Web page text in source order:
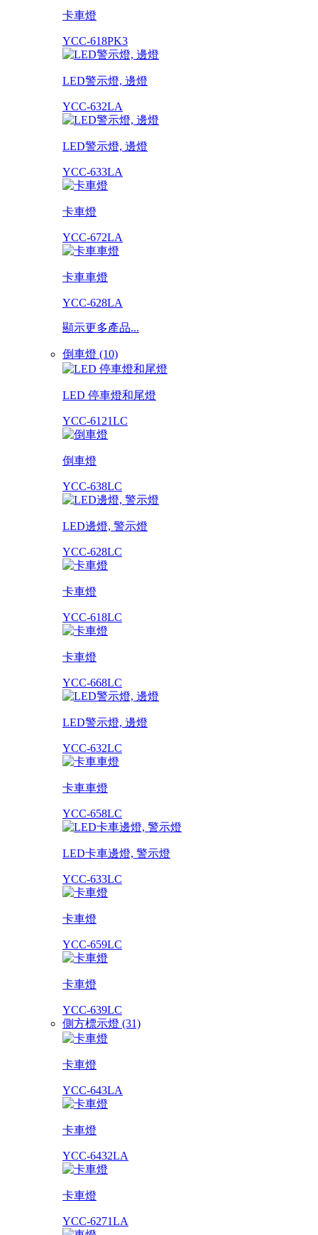
卡車燈
YCC-618PK3
LED警示燈, 邊燈
YCC-632LA
LED警示燈, 邊燈
YCC-633LA
卡車燈
YCC-672LA
卡車車燈
YCC-628LA
顯示更多產品...
倒車燈 (10)
LED 停車燈和尾燈
YCC-6121LC
倒車燈
YCC-638LC
LED邊燈, 警示燈
YCC-628LC
卡車燈
YCC-618LC
卡車燈
YCC-668LC
LED警示燈, 邊燈
YCC-632LC
卡車車燈
YCC-658LC
LED卡車邊燈, 警示燈
YCC-633LC
卡車燈
YCC-659LC
卡車燈
YCC-639LC
側方標示燈 (31)
卡車燈
YCC-643LA
卡車燈
YCC-6432LA
卡車燈
YCC-6271LA